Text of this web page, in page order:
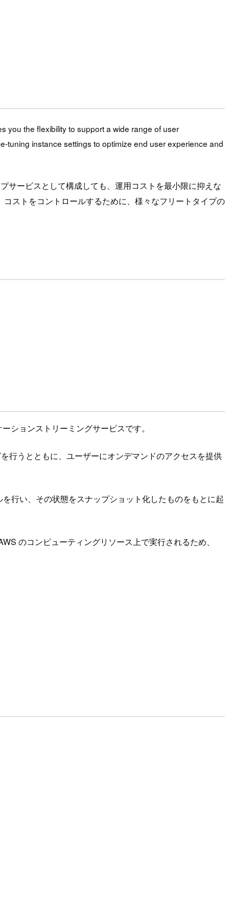
you the flexibility to support a wide range of user
tuning instance settings to optimize end user experience and
サービスとして構成しても、運用コストを最小限に抑えな
ストをコントロールするために、様々なフリートタイプの
ションストリーミングサービスです。
行うとともに、ユーザーにオンデマンドのアクセスを提供
行い、その状態をスナップショット化したものをもとに起
のコンピューティングリソース上で実行されるため、